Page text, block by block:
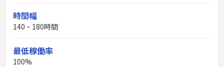
時間幅
140 ~ 180時間
最低稼働率
100%